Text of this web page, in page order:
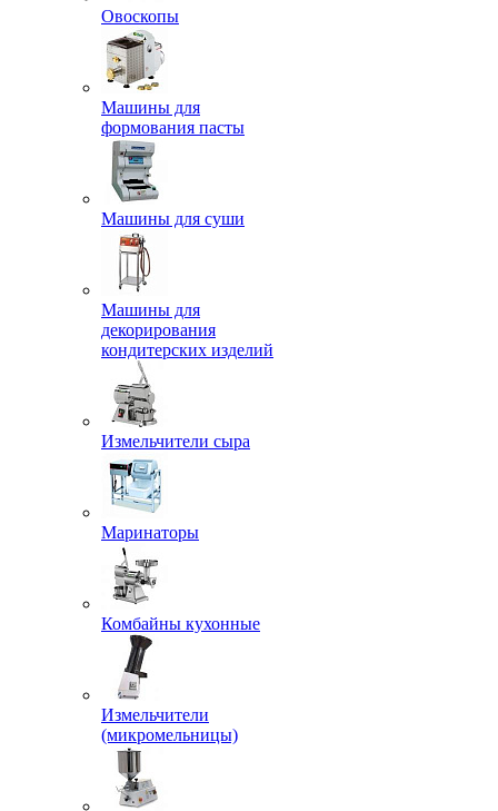
Овоскопы
Машины для
формования пасты
Машины для суши
Машины для
декорирования
кондитерских изделий
Измельчители сыра
Маринаторы
Комбайны кухонные
Измельчители
(микромельницы)